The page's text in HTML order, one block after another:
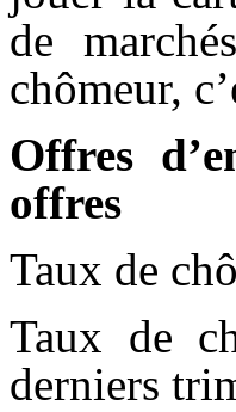
de
chômeur,
Offres
offres
Taux de
Taux de
derniers